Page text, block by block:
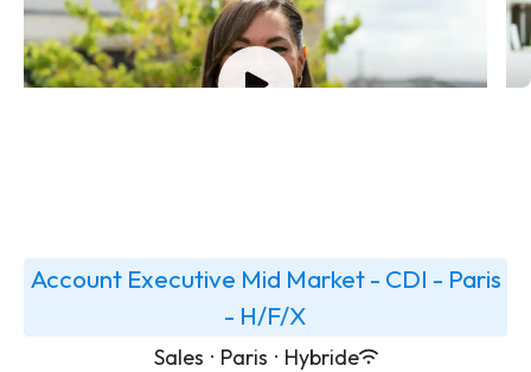
Account Executive France
Account Executive Mid Market - CDI - Paris
- H/F/X
Sales · Paris · Hybride